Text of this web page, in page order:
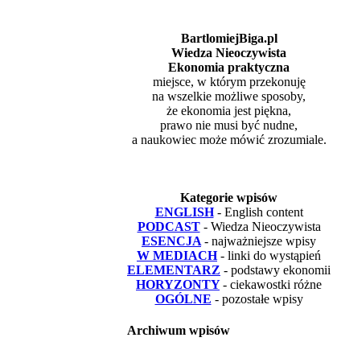
BartlomiejBiga.pl
Wiedza Nieoczywista
Ekonomia praktyczna
miejsce, w którym przekonuję
na wszelkie możliwe sposoby,
że ekonomia jest piękna,
prawo nie musi być nudne,
a naukowiec może mówić zrozumiale.
Kategorie wpisów
ENGLISH - English content
PODCAST - Wiedza Nieoczywista
ESENCJA - najważniejsze wpisy
W MEDIACH - linki do wystąpień
ELEMENTARZ - podstawy ekonomii
HORYZONTY - ciekawostki różne
OGÓLNE - pozostałe wpisy
Archiwum wpisów